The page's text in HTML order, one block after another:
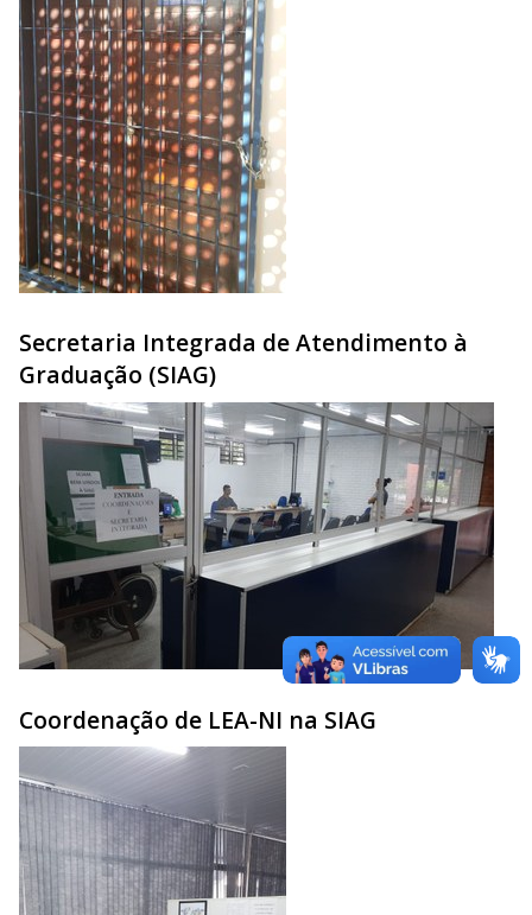
Secretaria Integrada de Atendimento à
Graduação (SIAG)
Coordenação de LEA-NI na SIAG